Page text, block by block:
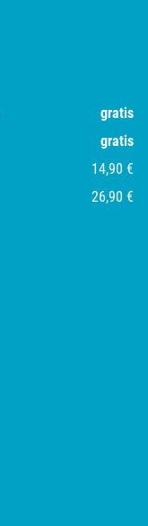
gratis
gratis
14,90 €
26,90 €